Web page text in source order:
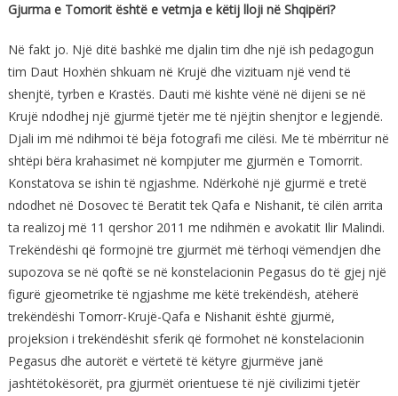
Gjurma e Tomorit është e vetmja e këtij lloji në Shqipëri?
Në fakt jo. Një ditë bashkë me djalin tim dhe një ish pedagogun
tim Daut Hoxhën shkuam në Krujë dhe vizituam një vend të
shenjtë, tyrben e Krastës. Dauti më kishte vënë në dijeni se në
Krujë ndodhej një gjurmë tjetër me të njëjtin shenjtor e legjendë.
Djali im më ndihmoi të bëja fotografi me cilësi. Me të mbërritur në
shtëpi bëra krahasimet në kompjuter me gjurmën e Tomorrit.
Konstatova se ishin të ngjashme. Ndërkohë një gjurmë e tretë
ndodhet në Dosovec të Beratit tek Qafa e Nishanit, të cilën arrita
ta realizoj më 11 qershor 2011 me ndihmën e avokatit Ilir Malindi.
Trekëndëshi që formojnë tre gjurmët më tërhoqi vëmendjen dhe
supozova se në qoftë se në konstelacionin Pegasus do të gjej një
figurë gjeometrike të ngjashme me këtë trekëndësh, atëherë
trekëndëshi Tomorr-Krujë-Qafa e Nishanit është gjurmë,
projeksion i trekëndëshit sferik që formohet në konstelacionin
Pegasus dhe autorët e vërtetë të këtyre gjurmëve janë
jashtëtokësorët, pra gjurmët orientuese të një civilizimi tjetër